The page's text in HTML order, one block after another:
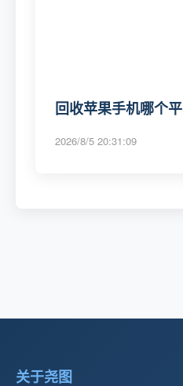
回收苹果手机哪个
2026/8/5 20:31:09
关于尧图